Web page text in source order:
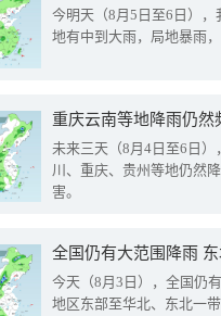
今明天（8月5日至6日）
地有中到大雨，局地暴雨
重庆云南等地降雨仍然
未来三天（8月4日至6日
川、重庆、贵州等地仍然
害。
全国仍有大范围降雨
今天（8月3日），全国仍
地区东部至华北、东北一